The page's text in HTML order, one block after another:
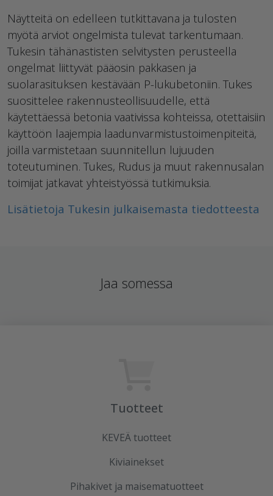
Näytteitä on edelleen tutkittavana ja tulosten
myötä arviot ongelmista tulevat tarkentumaan.
Tukesin tähänastisten selvitysten perusteella
ongelmat liittyvät pääosin pakkasen ja
suolarasituksen kestävään P-lukubetoniin. Tukes
suosittelee rakennusteollisuudelle, että
käytettäessä betonia vaativissa kohteissa, otettaisiin
käyttöön laajempia laadunvarmistustoimenpiteitä,
joilla varmistetaan suunnitellun lujuuden
toteutuminen. Tukes, Rudus ja muut rakennusalan
toimijat jatkavat yhteistyössä tutkimuksia.
Lisätietoja Tukesin julkaisemasta tiedotteesta
Jaa somessa
Tuotteet
KEVEÄ tuotteet
Kiviainekset
Pihakivet ja maisematuotteet